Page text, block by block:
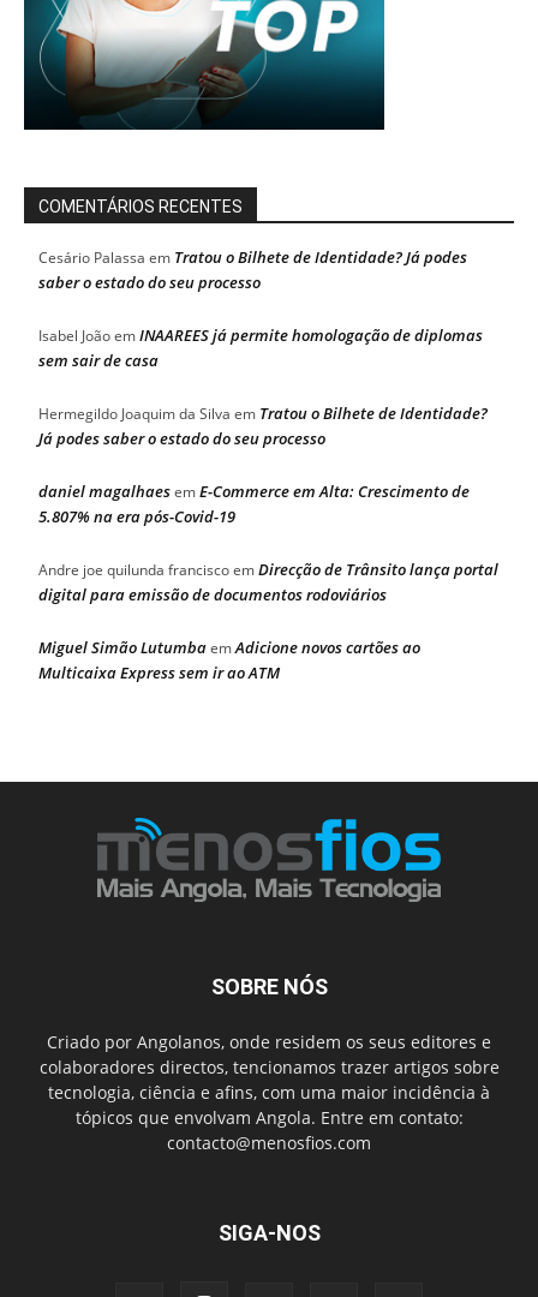
COMENTÁRIOS RECENTES
Cesário Palassa em Tratou o Bilhete de Identidade? Já podes
saber o estado do seu processo
Isabel JoãoemINAAREES já permite homologação de diplomas
sem sair de casa
Hermegildo Joaquim da Silva em Tratou o Bilhete de Identidade?
Já podes saber o estado do seu processo
daniel magalhaesemE-Commerce em Alta: Crescimento de
5.807% na era pós-Covid-19
Andre joe quilunda franciscoemDirecção de Trânsito lança portal
digital para emissão de documentos rodoviários
Miguel Simão LutumbaemAdicione novos cartões ao
Multicaixa Express sem ir ao ATM
SOBRE NÓS
Criado por Angolanos, onde residem os seus editores e
colaboradores directos, tencionamos trazer artigos sobre
tecnologia, ciência e afins, com uma maior incidência à
tópicos que envolvam Angola. Entre em contato:
contacto@menosfios.com
SIGA-NOS